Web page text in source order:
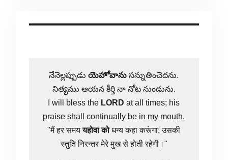
నేనెల్లప్పుడుయెహోవాను సన్నుతించెదను.
నిత్యము ఆయన కీర్తి నా నోట నుండును.
I will bless the LORD at all times; his
praise shall continually be in my mouth.
"मैं हर समययहोवा कोधन्य कहा करूंगा; उसकी
स्तुति निरन्तर मेरे मुख से होती रहेगी।"